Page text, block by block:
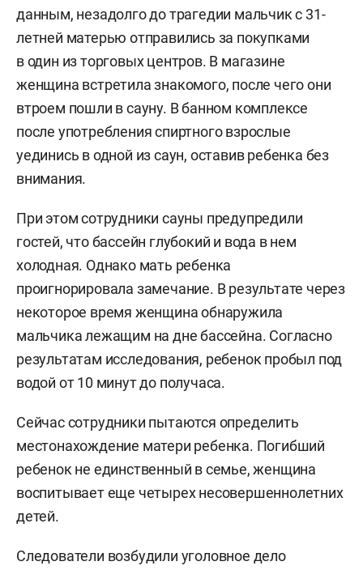
данным, незадолго до трагедии мальчик с 31-
летней матерью отправились за покупками
в один из торговых центров. В магазине
женщина встретила знакомого, после чего они
втроем пошли в сауну. В банном комплексе
после употребления спиртного взрослые
уединись в одной из саун, оставив ребенка без
внимания.
При этом сотрудники сауны предупредили
гостей, что бассейн глубокий и вода в нем
холодная. Однако мать ребенка
проигнорировала замечание. В результате через
некоторое время женщина обнаружила
мальчика лежащим на дне бассейна. Согласно
результатам исследования, ребенок пробыл под
водой от 10 минут до получаса.
Сейчас сотрудники пытаются определить
местонахождение матери ребенка. Погибший
ребенок не единственный в семье, женщина
воспитывает еще четырех несовершеннолетних
детей.
Следователи возбудили уголовное дело